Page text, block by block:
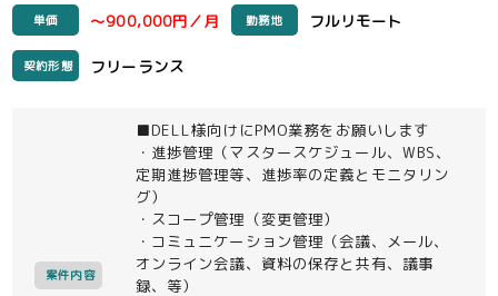
単価 ～900,000円／月 勤務地 フルリモート
契約形態 フリーランス
案件内容
■DELL様向けにPMO業務をお願いします
・進捗管理（マスタースケジュール、WBS、
定期進捗管理等、進捗率の定義とモニタリン
グ）
・スコープ管理（変更管理）
・コミュニケーション管理（会議、メール、
オンライン会議、資料の保存と共有、議事
録、等）